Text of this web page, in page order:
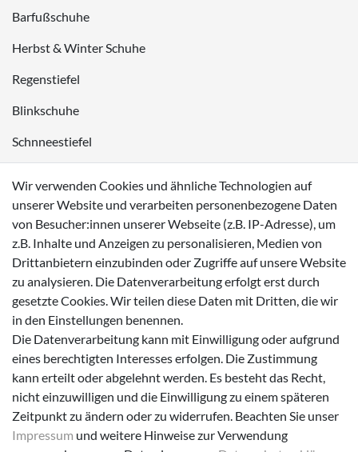
Barfußschuhe
Herbst & Winter Schuhe
Regenstiefel
Blinkschuhe
Schnneestiefel
Sneaker
Zahlungsmöglichkeiten
Versanddienstleister
Wir verwenden Cookies und ähnliche Technologien auf
unserer Website und verarbeiten personenbezogene Daten
von Besucher:innen unserer Webseite (z.B. IP-Adresse), um
z.B. Inhalte und Anzeigen zu personalisieren, Medien von
Drittanbietern einzubinden oder Zugriffe auf unsere Website
zu analysieren. Die Datenverarbeitung erfolgt erst durch
gesetzte Cookies. Wir teilen diese Daten mit Dritten, die wir
in den Einstellungen benennen.
Die Datenverarbeitung kann mit Einwilligung oder aufgrund
eines berechtigten Interesses erfolgen. Die Zustimmung
kann erteilt oder abgelehnt werden. Es besteht das Recht,
nicht einzuwilligen und die Einwilligung zu einem späteren
Zeitpunkt zu ändern oder zu widerrufen. Beachten Sie unser
Impressum und weitere Hinweise zur Verwendung